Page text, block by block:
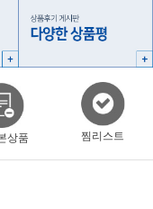
상품 찜리스트